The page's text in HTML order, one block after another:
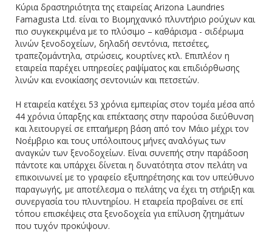
Κύρια δραστηριότητα της εταιρείας Arizona Laundries
Famagusta Ltd. είναι το Βιομηχανικό πλυντήριο ρούχων και
πιο συγκεκριμένα με το πλύσιμο – καθάρισμα - σιδέρωμα
λινών ξενοδοχείων, δηλαδή σεντόνια, πετσέτες,
τραπεζομάντηλα, στρώσεις, κουρτίνες κτλ. Επιπλέον η
εταιρεία παρέχει υπηρεσίες ραψίματος και επιδιόρθωσης
λινών και ενοικίασης σεντονιών και πετσετών.
Η εταιρεία κατέχει 53 χρόνια εμπειρίας στον τομέα μέσα από
44 χρόνια ύπαρξης και επέκτασης στην παρούσα διεύθυνση
και λειτουργεί σε επταήμερη βάση από τον Μάιο μέχρι τον
Νοέμβριο και τους υπόλοιπους μήνες αναλόγως των
αναγκών των ξενοδοχείων. Είναι συνεπής στην παράδοση
πάντοτε και υπάρχει δίνεται η δυνατότητα στον πελάτη να
επικοινωνεί με το γραφείο εξυπηρέτησης και τον υπεύθυνο
παραγωγής, με αποτέλεσμα ο πελάτης να έχει τη στήριξη και
συνεργασία του πλυντηρίου. Η εταιρεία προβαίνει σε επί
τόπου επισκέψεις στα ξενοδοχεία για επίλυση ζητημάτων
που τυχόν προκύψουν.